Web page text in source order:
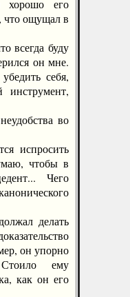
хорошо его
что ощущал в
буду
он мне.
себя,
во
чтобы в
Чего
делать
он упорно
ему
как он его